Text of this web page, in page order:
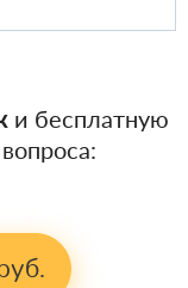
и бесплатную